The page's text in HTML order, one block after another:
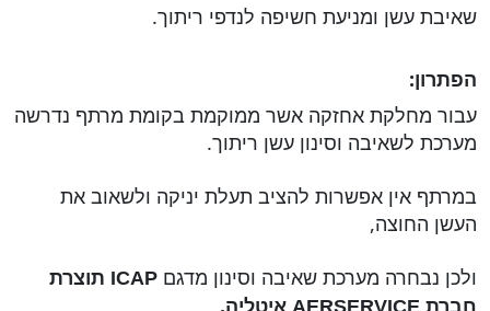
שאיבת עשן ומניעת חשיפה לנדפי ריתוך.
הפתרון:
עבור מחלקת אחזקה אשר ממוקמת בקומת מרתף נדרשה
מערכת לשאיבה וסינון עשן ריתוך.
במרתף אין אפשרות להציב תעלת יניקה ולשאוב את
העשן החוצה,
ולכן נבחרה מערכת שאיבה וסינון מדגם
ICAP תוצרת